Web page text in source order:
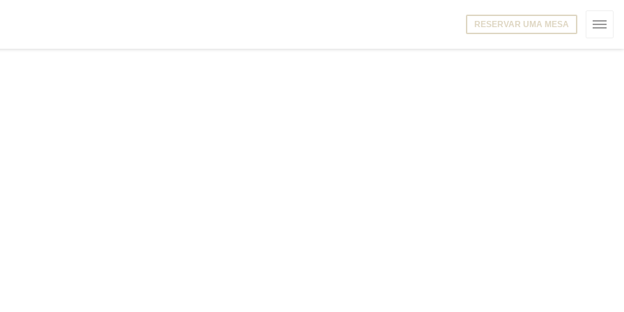
RESERVAR UMA MESA